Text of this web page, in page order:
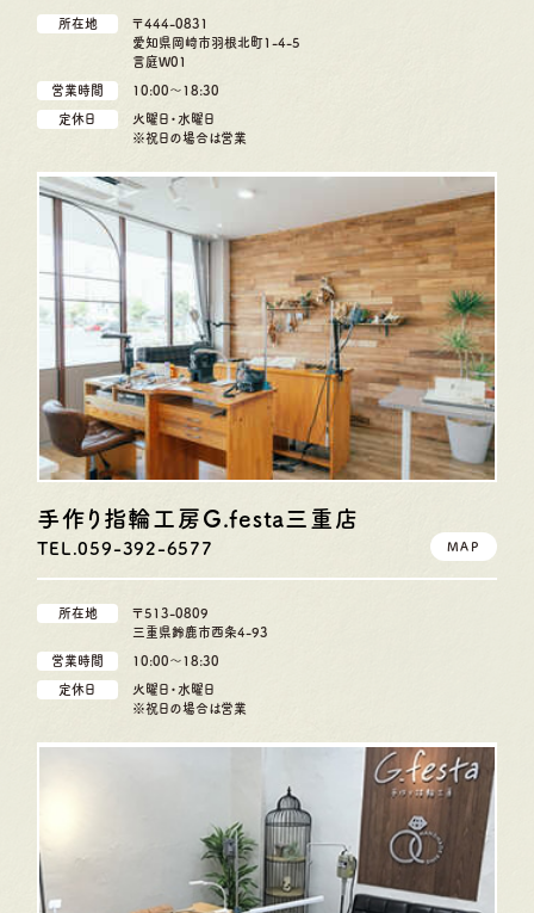
所在地
〒444-0831
愛知県岡崎市羽根北町1-4-5
言庭W01
営業時間 10:00〜18:30
定休日
火曜日・水曜日
※祝日の場合は営業
手作り指輪工房G.festa 三重店
TEL.059-392-6577 MAP
所在地
〒513-0809
三重県鈴鹿市西条4-93
営業時間 10:00〜18:30
定休日
火曜日・水曜日
※祝日の場合は営業